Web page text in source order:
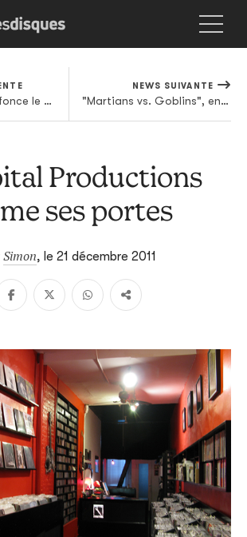
Demdike Stare enfonce le clou avec un nouveau podcast
NEWS SUIVANTE
"Martians vs. Goblins", enfin le clip!
Productions
ses portes
Simon, le 21 décembre 2011